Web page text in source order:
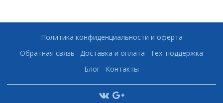
Политика конфиденциальности и оферта
Обратная связь
Доставка и оплата
Тех. поддержка
Блог
Контакты